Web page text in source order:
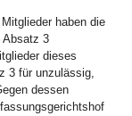
haben die
Absatz 3
dieses
3 für unzulässig,
dessen